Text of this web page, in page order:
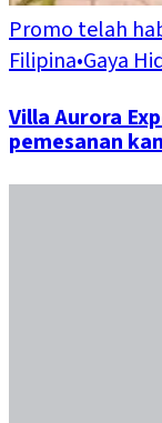
Promo telah
Filipina•Gaya
Villa Aurora
pemesanan